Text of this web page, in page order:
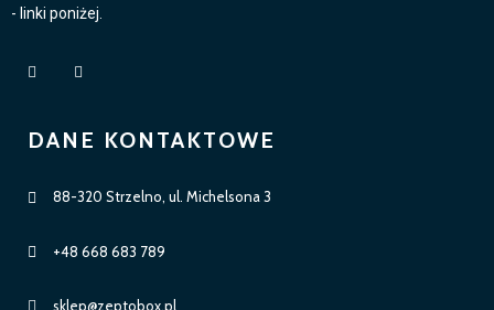
- linki poniżej.
DANE KONTAKTOWE
88-320 Strzelno, ul. Michelsona 3
+48 668 683 789
sklep@zeptobox.pl